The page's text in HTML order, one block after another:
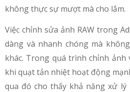
không thực sự mượt mà cho lắm.
Việc chỉnh sửa ảnh RAW trong
dàng và nhanh chóng mà
khác. Trong quá trình chỉnh ảnh
khi quạt tản nhiệt hoạt động
qua đó cho thấy khả năng xử lý